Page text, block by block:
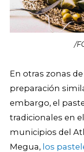
/
En otras zonas
preparación
embargo, el
tradicionales en
municipios del
Megua, los